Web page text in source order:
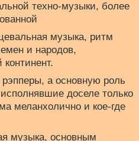
техно-музыки, более
музыка, ритм
и народов,
а основную роль
доселе только
меланхолично и кое-где
музыка, основным